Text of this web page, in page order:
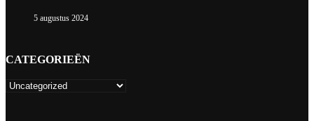
5 augustus 2024
CATEGORIEËN